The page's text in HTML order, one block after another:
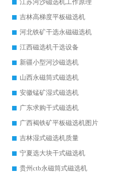
江苏河沙磁选机工作原理
吉林高梯度平板磁选机
河北铁矿干选永磁磁选机
江西磁选机干选设备
新疆小型河沙磁选机
山西永磁筒式磁选机
安徽锰矿湿式磁选机
广东求购干式磁选机
广西褐铁矿平板磁选机图片
吉林湿式磁选机质量
宁夏选大块干式磁选机
贵州ctb永磁筒式磁选机